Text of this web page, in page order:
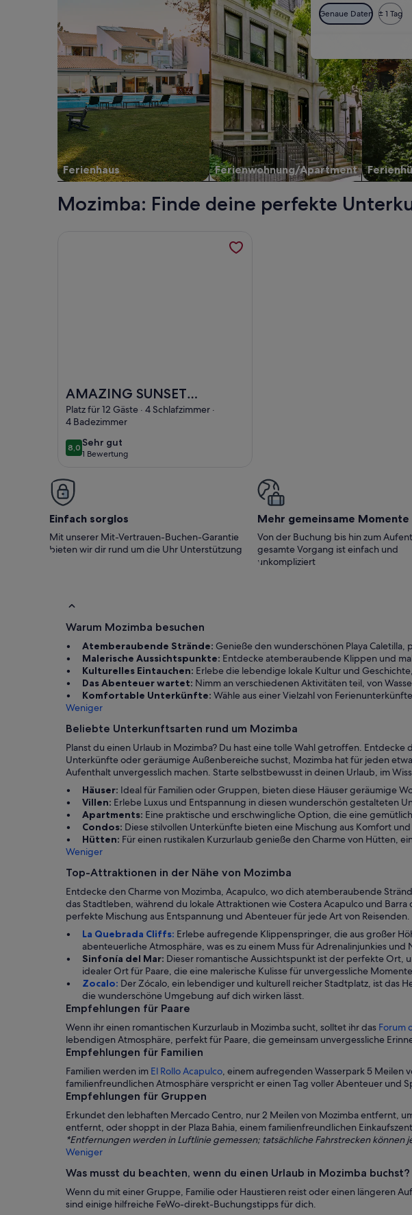
Genaue Daten ± 1 Tag
Ferienhaus Ferienwohnung/Apartment
Mozimba: Finde deine perfekte
AMAZING SUNSET
VIEW PRIVATE VILLA
Platz für 12 Gäste · 4 Schlafzimmer ·
4 Badezimmer
8,08,0 von 10
Sehr gut
sehr
gut
1 Bewertung
(1
Einfach sorglos
Mit unserer Mit-Vertrauen-Buchen-Garantie
bieten wir dir rund um die Uhr Unterstützung
Mehr gemeinsame Momente
Von der Buchung bis hin zum
gesamte Vorgang ist einfach und
unkompliziert
Warum Mozimba besuchen
Atemberaubende Strände: Genieße den wunderschönen Playa
Malerische Aussichtspunkte: Entdecke atemberaubende Klippen und
Kulturelles Eintauchen: Erlebe die lebendige lokale Kultur und
Das Abenteuer wartet: Nimm an verschiedenen Aktivitäten teil, von
Komfortable Unterkünfte: Wähle aus einer Vielzahl von
Weniger
Beliebte Unterkunftsarten rund um Mozimba
Planst du einen Urlaub in Mozimba? Du hast eine tolle Wahl getroffen.
Unterkünfte oder geräumige Außenbereiche suchst, Mozimba hat für jeden
Aufenthalt unvergesslich machen. Starte selbstbewusst in deinen Urlaub, im
Häuser: Ideal für Familien oder Gruppen, bieten diese Häuser geräumige
Villen: Erlebe Luxus und Entspannung in diesen wunderschön gestalteten
Apartments: Eine praktische und erschwingliche Option, die eine
Condos: Diese stilvollen Unterkünfte bieten eine Mischung aus Komfort
Hütten: Für einen rustikalen Kurzurlaub genieße den Charme von Hütten,
Weniger
Top-Attraktionen in der Nähe von Mozimba
Entdecke den Charme von Mozimba, Acapulco, wo dich atemberaubende
das Stadtleben, während du lokale Attraktionen wie Costera Acapulco und
perfekte Mischung aus Entspannung und Abenteuer für jede Art von Reisenden.
La Quebrada Cliffs: Erlebe aufregende Klippenspringer, die aus großer
abenteuerliche Atmosphäre, was es zu einem Muss für Adrenalinjunkies
Sinfonía del Mar: Dieser romantische Aussichtspunkt ist der perfekte Ort,
idealer Ort für Paare, die eine malerische Kulisse für unvergessliche
Zocalo: Der Zócalo, ein lebendiger und kulturell reicher Stadtplatz, ist das
die wunderschöne Umgebung auf dich wirken lässt.
Empfehlungen für Paare
Wenn ihr einen romantischen Kurzurlaub in Mozimba sucht, solltet ihr das Forum
lebendigen Atmosphäre, perfekt für Paare, die gemeinsam unvergessliche
Empfehlungen für Familien
Familien werden im El Rollo Acapulco, einem aufregenden Wasserpark 5 Meilen
familienfreundlichen Atmosphäre verspricht er einen Tag voller Abenteuer und
Empfehlungen für Gruppen
Erkundet den lebhaften Mercado Centro, nur 2 Meilen von Mozimba entfernt,
entfernt, oder shoppt in der Plaza Bahia, einem familienfreundlichen
*Entfernungen werden in Luftlinie gemessen; tatsächliche Fahrstrecken können
Weniger
Was musst du beachten, wenn du einen Urlaub in Mozimba buchst?
Wenn du mit einer Gruppe, Familie oder Haustieren reist oder einen längeren
sind einige hilfreiche FeWo-direkt-Buchungstipps für dich.